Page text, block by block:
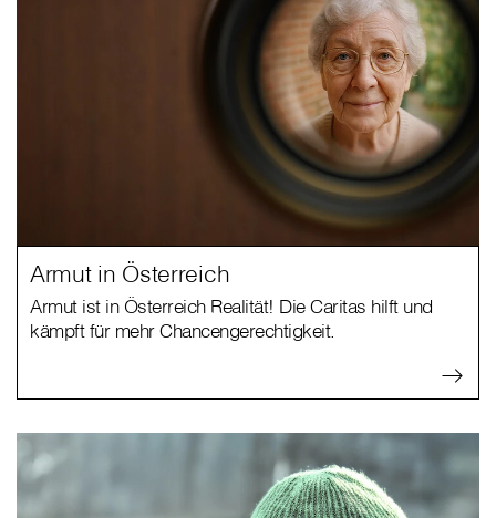
Armut in Österreich
Armut ist in Österreich Realität! Die Caritas hilft und
kämpft für mehr Chancengerechtigkeit.